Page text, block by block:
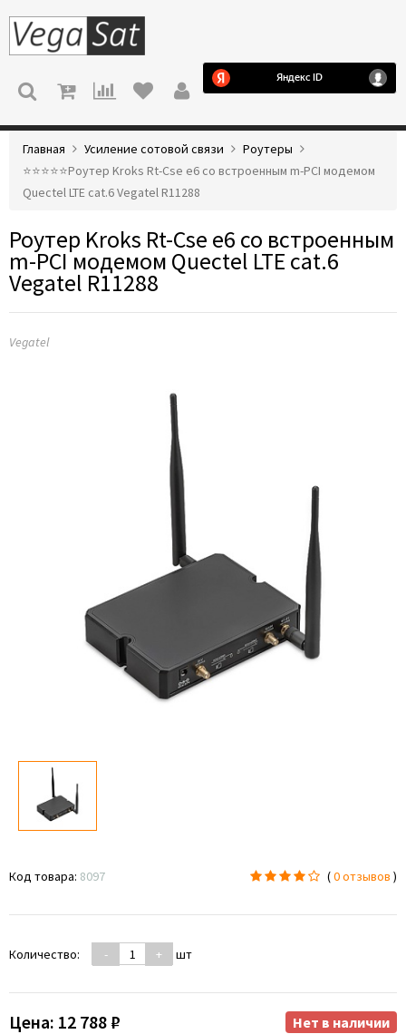
МЕНЮ
Главная Усиление сотовой связи
Роутеры
⭐️⭐️⭐️⭐️⭐️Роутер Kroks Rt-Cse e6 со встроенным m-PCI модемом
Quectel LTE cat.6 Vegatel R11288
Роутер Kroks Rt-Cse e6 со встроенным
m-PCI модемом Quectel LTE cat.6
Vegatel R11288
Vegatel
Код товара: 8097 (0 отзывов )
Количество: - + шт
Цена: 12 788 ₽ Нет в наличии